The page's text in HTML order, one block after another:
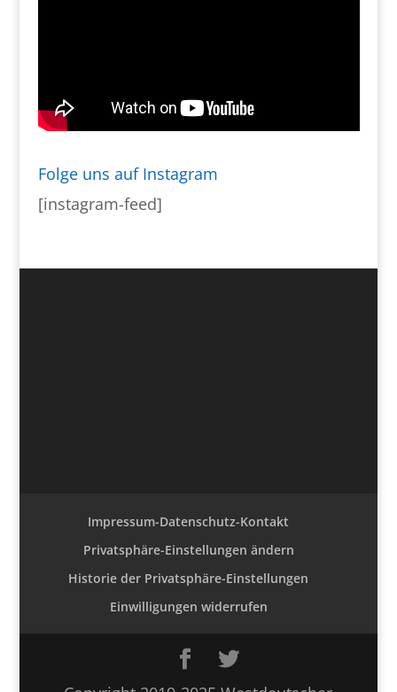
Folge uns auf Instagram
[instagram-feed]
Impressum-Datenschutz-Kontakt
Privatsphäre-Einstellungen ändern
Historie der Privatsphäre-Einstellungen
Einwilligungen widerrufen